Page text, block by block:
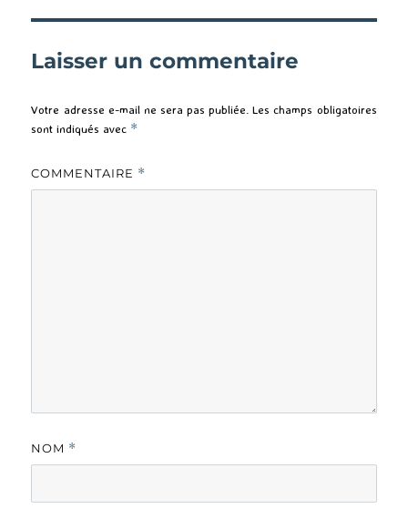
Laisser un commentaire
Votre adresse e-mail ne sera pas publiée. Les champs obligatoires
sont indiqués avec *
COMMENTAIRE *
NOM *